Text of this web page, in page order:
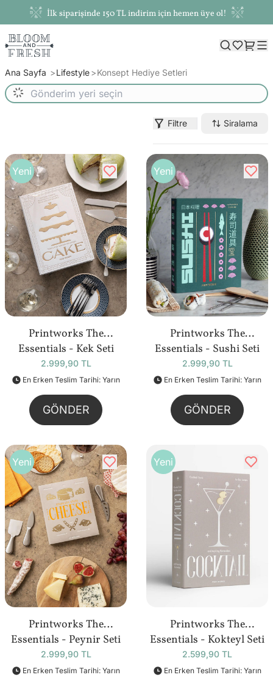
İlk siparişinde 150 TL indirim için hemen üye ol!
Ana Sayfa Lifestyle Konsept Hediye Setleri
Filtre Siralama
Yeni
Printworks The
Essentials - Kek Seti
2.999,90 TL
En Erken Teslim Tarihi: Yarın
GÖNDER
Yeni
Printworks The
Essentials - Sushi Seti
2.999,90 TL
En Erken Teslim Tarihi: Yarın
GÖNDER
Yeni
Printworks The
Essentials - Peynir Seti
2.999,90 TL
En Erken Teslim Tarihi: Yarın
Yeni
Printworks The
Essentials - Kokteyl Seti
2.599,90 TL
En Erken Teslim Tarihi: Yarın